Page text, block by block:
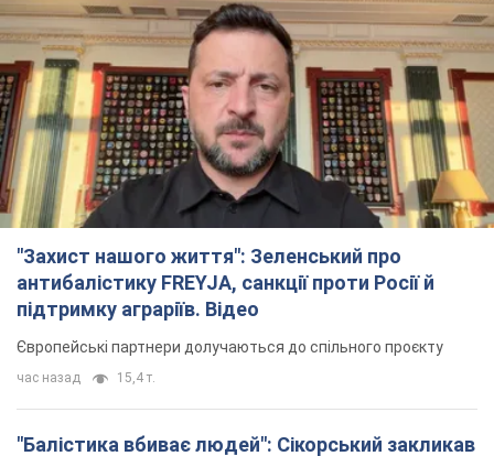
"Захист нашого життя": Зеленський про
антибалістику FREYJA, санкції проти Росії й
підтримку аграріїв. Відео
Європейські партнери долучаються до спільного проєкту
час назад 15,4 т.
"Балістика вбиває людей": Сікорський закликав